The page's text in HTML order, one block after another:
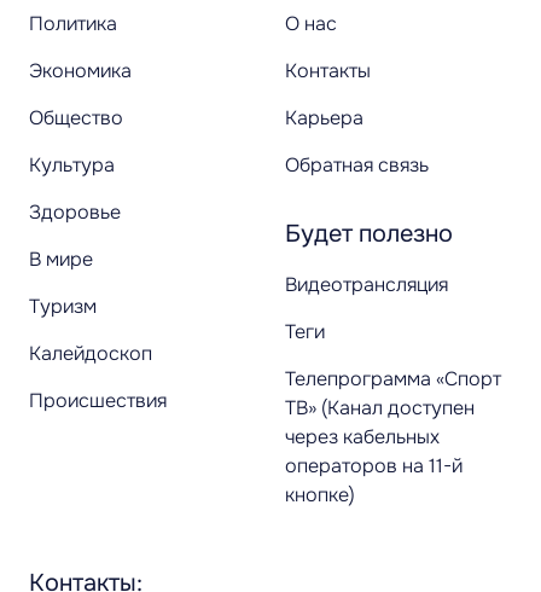
Политика
Экономика
Общество
Культура
Здоровье
В мире
Туризм
Калейдоскоп
Происшествия
О нас
Контакты
Карьера
Обратная связь
Будет полезно
Видеотрансляция
Теги
Телепрограмма «Спорт
ТВ» (Канал доступен
через кабельных
операторов на 11-й
кнопке)
Контакты: